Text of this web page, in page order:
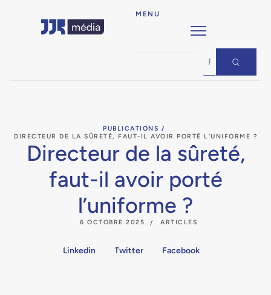
MENU
PUBLICATIONS /
DIRECTEUR DE LA SÛRETÉ, FAUT-IL AVOIR PORTÉ L’UNIFORME ?
Directeur de la sûreté,
faut-il avoir porté
l’uniforme ?
6 OCTOBRE 2025 ARTICLES
Linkedin Twitter Facebook